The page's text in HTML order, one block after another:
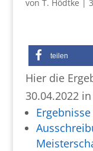
von T. Hödtke |
teilen
Hier die
30.04.2022
Ergebnisse